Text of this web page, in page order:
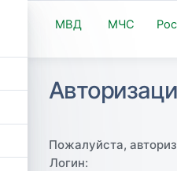
МВД МЧС
Пожалуйста,
Логин: